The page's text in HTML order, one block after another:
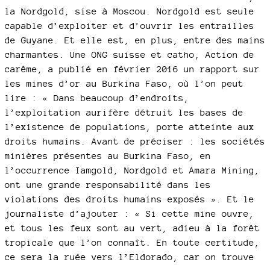
la Nordgold, sise à Moscou. Nordgold est seule
capable d’exploiter et d’ouvrir les entrailles
de Guyane. Et elle est, en plus, entre des mains
charmantes. Une ONG suisse et catho, Action de
carême, a publié en février 2016 un rapport sur
les mines d’or au Burkina Faso, où l’on peut
lire : « Dans beaucoup d’endroits,
l’exploitation aurifère détruit les bases de
l’existence de populations, porte atteinte aux
droits humains. Avant de préciser : les sociétés
minières présentes au Burkina Faso, en
l’occurrence Iamgold, Nordgold et Amara Mining,
ont une grande responsabilité dans les
violations des droits humains exposés ». Et le
journaliste d’ajouter : « Si cette mine ouvre,
et tous les feux sont au vert, adieu à la forêt
tropicale que l’on connaît. En toute certitude,
ce sera la ruée vers l’Eldorado, car on trouve